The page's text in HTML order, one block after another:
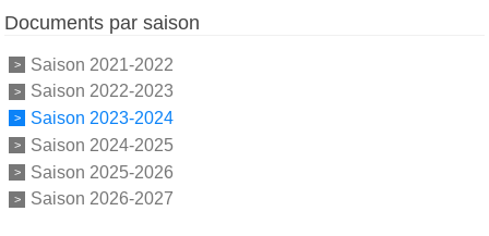
Documents par saison
Saison 2021-2022
Saison 2022-2023
Saison 2023-2024
Saison 2024-2025
Saison 2025-2026
Saison 2026-2027